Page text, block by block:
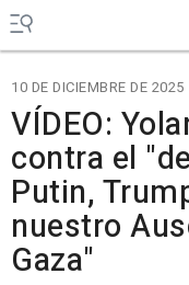
10 DE DICIEMBRE DE 2025
VÍDEO:
contra el
Putin,
nuestro
Gaza"